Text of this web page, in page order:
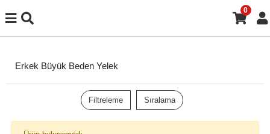
0
Erkek Büyük Beden Yelek
Filtreleme Sıralama